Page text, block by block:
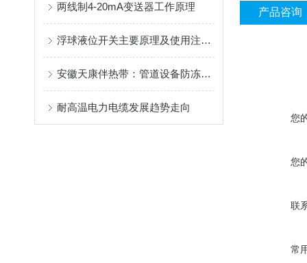
两线制4-20mA变送器工作原理
浮球液位开关主要原理及使用注意事项
安徽天康伴热带：管道设备防冻保温的“电暖衣”
耐高温电力电缆发展趋势走向
产品咨询
您
您
联
常